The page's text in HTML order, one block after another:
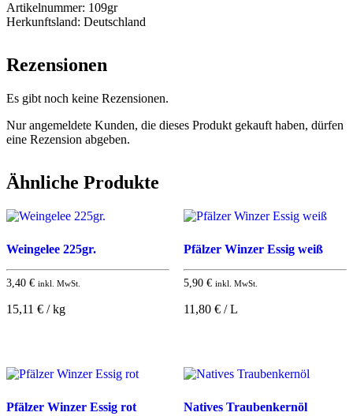
Artikelnummer: 109gr
Herkunftsland: Deutschland
Rezensionen
Es gibt noch keine Rezensionen.
Nur angemeldete Kunden, die dieses Produkt gekauft haben, dürfen
eine Rezension abgeben.
Ähnliche Produkte
Weingelee 225gr.
3,40 € inkl. MwSt.
15,11 € / kg
Pfälzer Winzer Essig weiß
5,90 € inkl. MwSt.
11,80 € / L
Pfälzer Winzer Essig rot Natives Traubenkernöl